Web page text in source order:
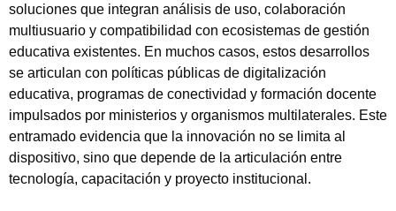
soluciones que integran análisis de uso, colaboración
multiusuario y compatibilidad con ecosistemas de gestión
educativa existentes. En muchos casos, estos desarrollos
se articulan con políticas públicas de digitalización
educativa, programas de conectividad y formación docente
impulsados por ministerios y organismos multilaterales. Este
entramado evidencia que la innovación no se limita al
dispositivo, sino que depende de la articulación entre
tecnología, capacitación y proyecto institucional.